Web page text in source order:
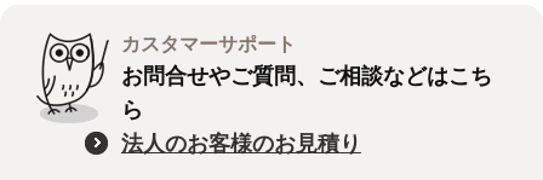
カスタマーサポート
お問合せやご質問、ご相談などはこち
ら
法人のお客様のお見積り